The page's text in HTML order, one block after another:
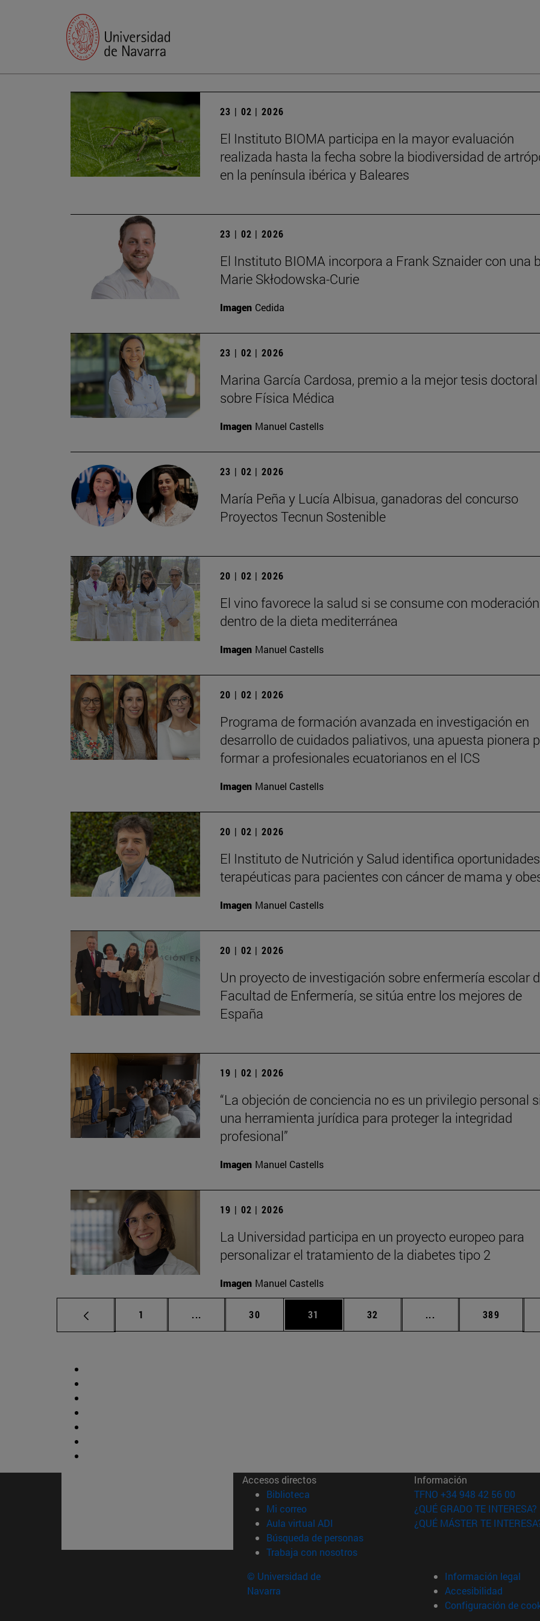
23 | 02 | 2026
El Instituto BIOMA participa en la mayor evaluación
realizada hasta la fecha sobre la biodiversidad de
en la península ibérica y Baleares
23 | 02 | 2026
El Instituto BIOMA incorpora a Frank Sznaider con una
Marie Skłodowska-Curie
Imagen Cedida
23 | 02 | 2026
Marina García Cardosa, premio a la mejor tesis doctoral
sobre Física Médica
Imagen Manuel Castells
23 | 02 | 2026
María Peña y Lucía Albisua, ganadoras del concurso
Proyectos Tecnun Sostenible
20 | 02 | 2026
El vino favorece la salud si se consume con
dentro de la dieta mediterránea
Imagen Manuel Castells
20 | 02 | 2026
Programa de formación avanzada en investigación en
desarrollo de cuidados paliativos, una apuesta pionera
formar a profesionales ecuatorianos en el ICS
Imagen Manuel Castells
20 | 02 | 2026
El Instituto de Nutrición y Salud identifica oportunidades
terapéuticas para pacientes con cáncer de mama y
Imagen Manuel Castells
20 | 02 | 2026
Un proyecto de investigación sobre enfermería escolar
Facultad de Enfermería, se sitúa entre los mejores de
España
19 | 02 | 2026
“La objeción de conciencia no es un privilegio personal
una herramienta jurídica para proteger la integridad
profesional”
Imagen Manuel Castells
19 | 02 | 2026
La Universidad participa en un proyecto europeo para
personalizar el tratamiento de la diabetes tipo 2
Imagen Manuel Castells
Página
1 ... Páginas intermedias Use TAB para desplazarse.
Página
30 Página
31 Página
32 ... Páginas intermedias
Página
389
Accesos directos
Biblioteca (abre en nueva ventana)
Mi correo(abre en nueva ventana)
Aula virtual ADI (abre en nueva ventana)
Búsqueda de personas(abre en nueva ventana)
Trabaja con nosotros(abre en nueva ventana)
Información
TFNO +34 948 42 56 00
¿QUÉ GRADO TE INTERESA?
¿QUÉ MÁSTER TE
© Universidad de
Navarra
Información legal
Accesibilidad
Configuración de